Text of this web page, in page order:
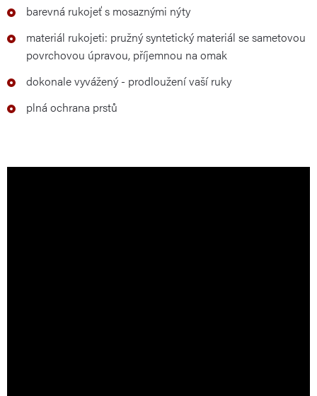
barevná rukojeť s mosaznými nýty
materiál rukojeti: pružný syntetický materiál se sametovou
povrchovou úpravou, příjemnou na omak
dokonale vyvážený - prodloužení vaší ruky
plná ochrana prstů